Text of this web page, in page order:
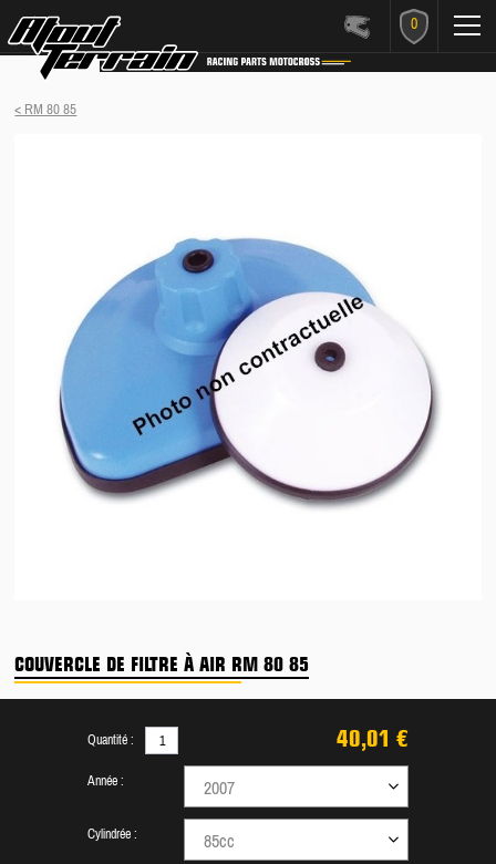
0
< RM 80 85
COUVERCLE DE FILTRE À AIR RM 80 85
40,01 €
Quantité :
Année : 2007
Cylindrée : 85cc